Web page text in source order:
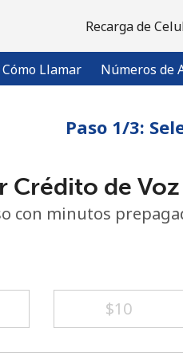
Recarga de
Cómo Llamar Números de
Paso 1/3:
Crédito de Voz
con minutos
⁦$10⁩